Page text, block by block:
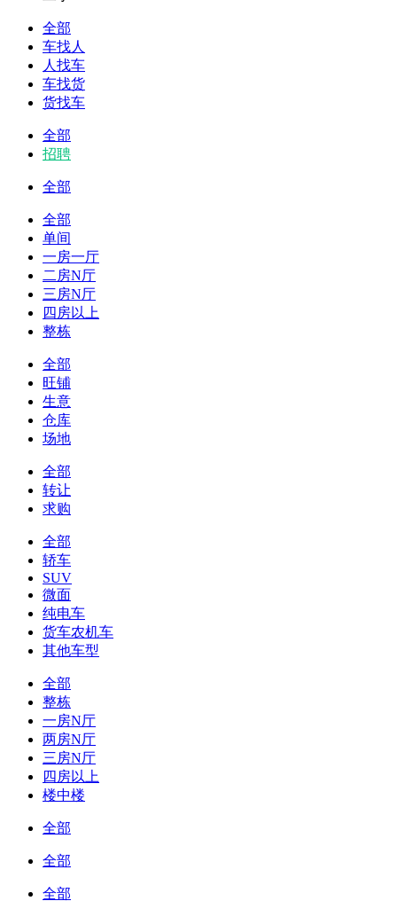
全部
车找人
人找车
车找货
货找车
全部
招聘
全部
全部
单间
一房一厅
二房N厅
三房N厅
四房以上
整栋
全部
旺铺
生意
仓库
场地
全部
转让
求购
全部
轿车
SUV
微面
纯电车
货车农机车
其他车型
全部
整栋
一房N厅
两房N厅
三房N厅
四房以上
楼中楼
全部
全部
全部